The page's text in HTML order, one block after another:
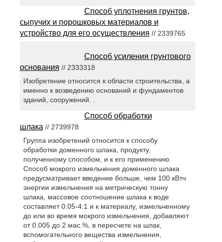
Способ уплотнения грунтов,
сыпучих и порошковых материалов и
устройство для его осуществления // 2339765
Способ усиления грунтового
основания // 2333318
Изобретение относится к области строительства, а
именно к возведению оснований и фундаментов
зданий, сооружений. .
Способ обработки
шлака// 2739978
Группа изобретений относится к способу
обработки доменного шлака, продукту,
полученному способом, и к его применению.
Способ мокрого измельчения доменного шлака
предусматривает введение больше, чем 100 кВтч
энергии измельчения на метрическую тонну
шлака, массовое соотношение шлака к воде
составляет 0.05-4:1 и к материалу, измельченному
до или во время мокрого измельчения, добавляют
от 0.005 до 2 мас.%, в пересчете на шлак,
вспомогательного вещества измельчения,